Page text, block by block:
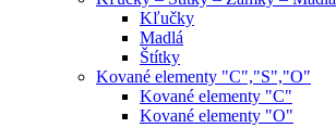
Kľučky
Madlá
Štítky
Kované elementy "C","S","O"
Kované elementy "C"
Kované elementy "O"